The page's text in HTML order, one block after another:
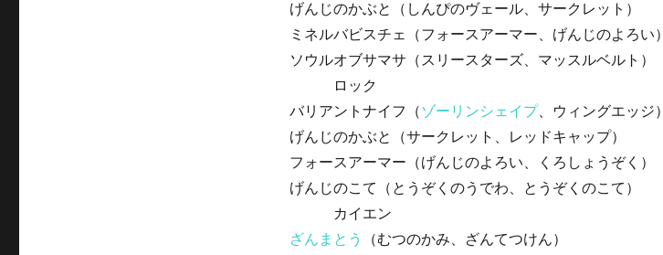
げんじのかぶと（しんぴのヴェール、サークレット）
ミネルバビスチェ（フォースアーマー、げんじのよろい）
ソウルオブサマサ（スリースターズ、マッスルベルト）
ロック
バリアントナイフ（ゾーリンシェイプ、ウィングエッジ）
げんじのかぶと（サークレット、レッドキャップ）
フォースアーマー（げんじのよろい、くろしょうぞく）
げんじのこて（とうぞくのうでわ、とうぞくのこて）
カイエン
ざんまとう
（むつのかみ、ざんてつけん）